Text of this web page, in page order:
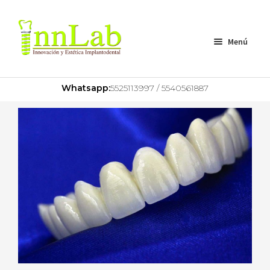
Menú
Home
Nosotros
Zirconio Multilayer
Zirconio Monolítico
Zirconio Porcelana
Whatsapp:5525113997 / 5540561887